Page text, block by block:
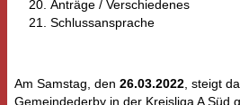
Anträge / Verschiedenes
Schlussansprache
Am Samstag, den 26.03.2022 , steigt
Gemeindederby in der Kreisliga A Süd